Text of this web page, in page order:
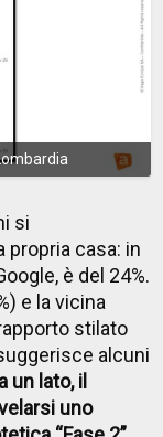
si
propria casa: in
è del 24%.
e la vicina
stilato
alcuni
un lato, il
uno